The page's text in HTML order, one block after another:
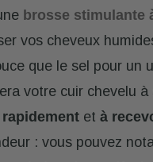
brosse stimulante
vos cheveux
que le sel pour un
votre cuir chevelu à
et à
: vous pouvez